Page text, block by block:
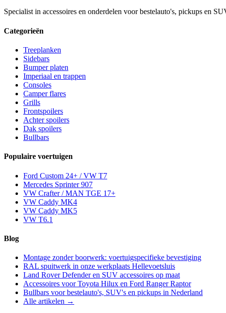
Specialist in accessoires en onderdelen voor bestelauto's, pickups en
Categorieën
Treeplanken
Sidebars
Bumper platen
Imperiaal en trappen
Consoles
Camper flares
Grills
Frontspoilers
Achter spoilers
Dak spoilers
Bullbars
Populaire voertuigen
Ford Custom 24+ / VW T7
Mercedes Sprinter 907
VW Crafter / MAN TGE 17+
VW Caddy MK4
VW Caddy MK5
VW T6.1
Blog
Montage zonder boorwerk: voertuigspecifieke bevestiging
RAL spuitwerk in onze werkplaats Hellevoetsluis
Land Rover Defender en SUV accessoires op maat
Accessoires voor Toyota Hilux en Ford Ranger Raptor
Bullbars voor bestelauto's, SUV's en pickups in Nederland
Alle artikelen →